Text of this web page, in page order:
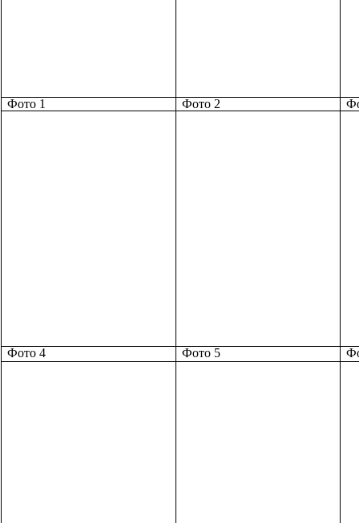
Фото 1 Фото 2
Фото 4 Фото 5